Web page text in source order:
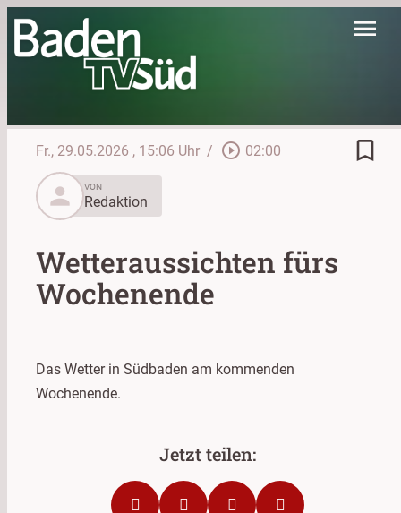
menu
Fr., 29.05.2026 , 15:06 Uhr / play_circle_outline 02:00
bookmark_border
person
VON
Redaktion
Wetteraussichten fürs
Wochenende
Das Wetter in Südbaden am kommenden
Wochenende.